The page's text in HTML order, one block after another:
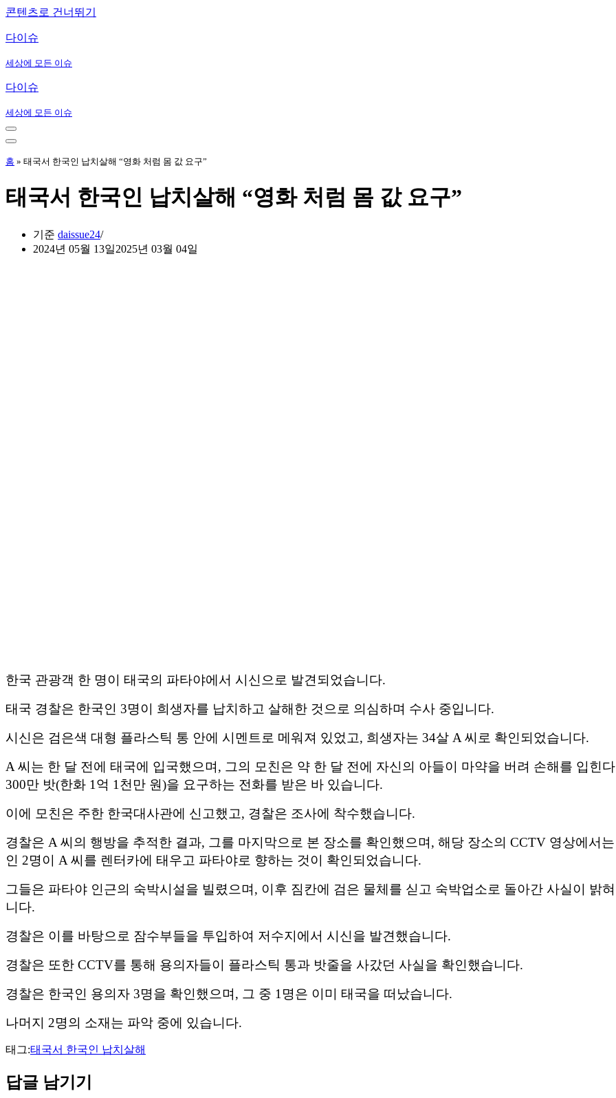
콘텐츠로 건너뛰기
다이슈
세상에 모든 이슈
다이슈
세상에 모든 이슈
내
비
게
메
뉴
내
비
션
메
홈 » 태국서 한국인 납치살해 “영화 처럼 몸 값 요구”
태국서 한국인 납치살해 “영화 처럼 몸 값 요구”
기준 daissue24
2024년 05월 13일2025년 03월 04일
한국 관광객 한 명이 태국의 파타야에서 시신으로 발견되었습니다.
태국 경찰은 한국인 3명이 희생자를 납치하고 살해한 것으로 의심하며 수사 중입니다.
시신은 검은색 대형 플라스틱 통 안에 시멘트로 메워져 있었고, 희생자는 34살 A 씨로 확인되었습니다.
A 씨는 한 달 전에 태국에 입국했으며, 그의 모친은 약 한 달 전에 자신의 아들이 마약을 버려 손해를 입힌다
300만 밧(한화 1억 1천만 원)을 요구하는 전화를 받은 바 있습니다.
이에 모친은 주한 한국대사관에 신고했고, 경찰은 조사에 착수했습니다.
경찰은 A 씨의 행방을 추적한 결과, 그를 마지막으로 본 장소를 확인했으며, 해당 장소의 CCTV 영상에서
인 2명이 A 씨를 렌터카에 태우고 파타야로 향하는 것이 확인되었습니다.
그들은 파타야 인근의 숙박시설을 빌렸으며, 이후 짐칸에 검은 물체를 싣고 숙박업소로 돌아간 사실이 밝
니다.
경찰은 이를 바탕으로 잠수부들을 투입하여 저수지에서 시신을 발견했습니다.
경찰은 또한 CCTV를 통해 용의자들이 플라스틱 통과 밧줄을 사갔던 사실을 확인했습니다.
경찰은 한국인 용의자 3명을 확인했으며, 그 중 1명은 이미 태국을 떠났습니다.
나머지 2명의 소재는 파악 중에 있습니다.
태그:태국서 한국인 납치살해
답글 남기기